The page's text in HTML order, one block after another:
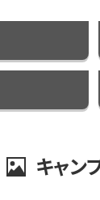
キャン